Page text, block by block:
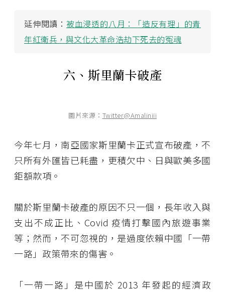
延伸閱讀： 被血浸透的八月：「造反有理」的青
年紅衛兵，與文化大革命浩劫下死去的冤魂
六、斯里蘭卡破產
圖片來源： Twitter@Amaliniii
今年七月，南亞國家斯里蘭卡正式宣布破產，不
只所有外匯皆已耗盡，更積欠中、日與歐美多國
鉅額款項。
關於斯里蘭卡破產的原因不只一個，長年收入與
支出不成正比、Covid 疫情打擊國內旅遊事業
等；然而，不可忽視的，是過度依賴中國「一帶
一路」政策帶來的傷害。
「一帶一路」是中國於 2013 年發起的經濟政